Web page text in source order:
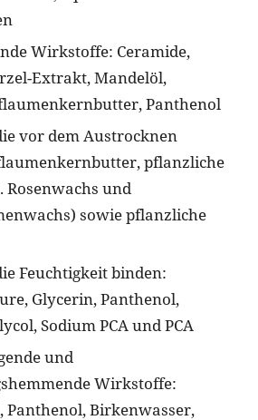
Wirkstoffe: Ceramide,
Extrakt, Mandelöl,
Panthenol
vor dem Austrocknen
pflanzliche
Rosenwachs und
sowie pflanzliche
Feuchtigkeit binden:
Glycerin, Panthenol,
Sodium PCA und PCA
und
Wirkstoffe:
Panthenol, Birkenwasser,